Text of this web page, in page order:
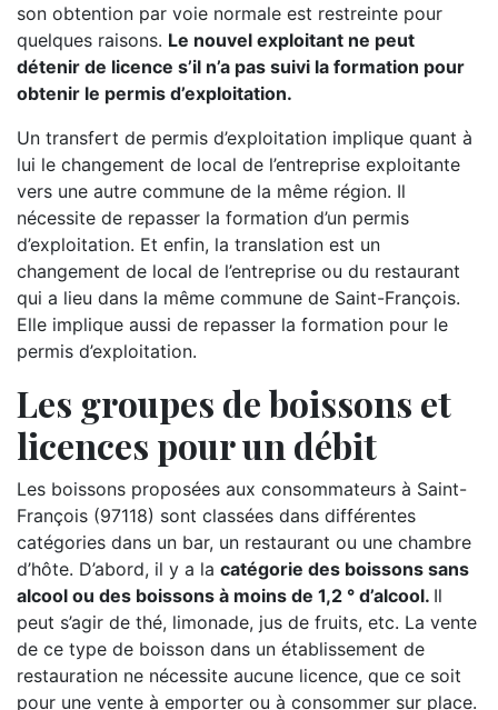
son obtention par voie normale est restreinte pour
quelques raisons. Le nouvel exploitant ne peut
détenir de licence s’il n’a pas suivi la formation pour
obtenir le permis d’exploitation.
Un transfert de permis d’exploitation implique quant à
lui le changement de local de l’entreprise exploitante
vers une autre commune de la même région. Il
nécessite de repasser la formation d’un permis
d’exploitation. Et enfin, la translation est un
changement de local de l’entreprise ou du restaurant
qui a lieu dans la même commune de Saint-François.
Elle implique aussi de repasser la formation pour le
permis d’exploitation.
Les groupes de boissons et
licences pour un débit
Les boissons proposées aux consommateurs à Saint-
François (97118) sont classées dans différentes
catégories dans un bar, un restaurant ou une chambre
d’hôte. D’abord, il y a la catégorie des boissons sans
alcool ou des boissons à moins de 1,2 ° d’alcool. Il
peut s’agir de thé, limonade, jus de fruits, etc. La vente
de ce type de boisson dans un établissement de
restauration ne nécessite aucune licence, que ce soit
pour une vente à emporter ou à consommer sur place.